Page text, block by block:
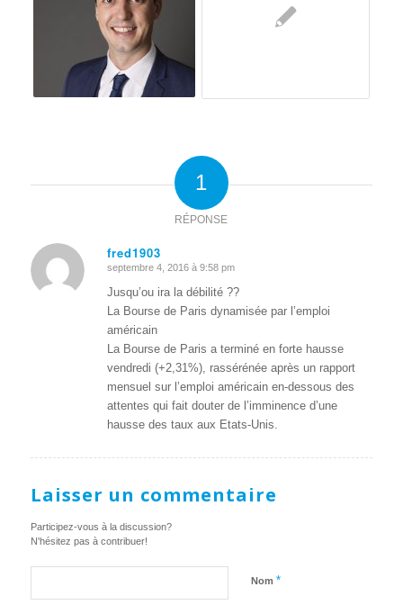
1
RÉPONSE
fred1903
dit
:
septembre 4, 2016 à 9:58 pm
Jusqu’ou ira la débilité ??
La Bourse de Paris dynamisée par l’emploi
américain
La Bourse de Paris a terminé en forte hausse
vendredi (+2,31%), rassérénée après un rapport
mensuel sur l’emploi américain en-dessous des
attentes qui fait douter de l’imminence d’une
hausse des taux aux Etats-Unis.
Laisser un commentaire
Participez-vous à la discussion?
N'hésitez pas à contribuer!
Nom *